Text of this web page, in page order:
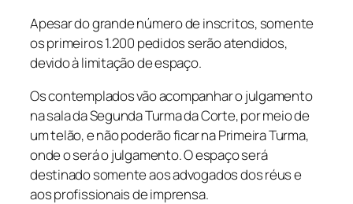
Apesar do grande número de inscritos, somente
os primeiros 1.200 pedidos serão atendidos,
devido à limitação de espaço.
Os contemplados vão acompanhar o julgamento
na sala da Segunda Turma da Corte, por meio de
um telão, e não poderão ficar na Primeira Turma,
onde o será o julgamento. O espaço será
destinado somente aos advogados dos réus e
aos profissionais de imprensa.